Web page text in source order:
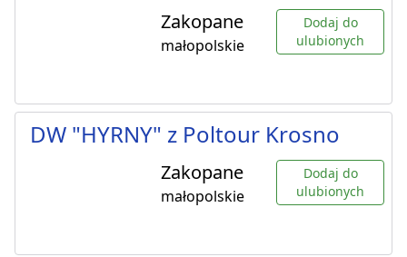
Zakopane
małopolskie
Dodaj do
ulubionych
DW "HYRNY" z Poltour Krosno
Zakopane
małopolskie
Dodaj do
ulubionych